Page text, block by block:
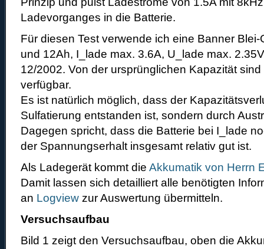
Ladevorganges in die Batterie.
Für diesen Test verwende ich eine Banner Blei-
und 12Ah, I_lade max. 3.6A, U_lade max.
12/2002. Von der ursprünglichen Kapazität
verfügbar.
Es ist natürlich möglich, dass der
Sulfatierung entstanden ist, sondern durch
Dagegen spricht, dass die Batterie bei I_lade
der Spannungserhalt insgesamt relativ gut ist.
Als Ladegerät kommt die Akkumatik von Herrn
Damit lassen sich detailliert alle benötigten
an Logview zur Auswertung übermitteln.
Versuchsaufbau
Bild 1 zeigt den Versuchsaufbau, oben die